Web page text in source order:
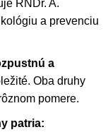
RNDr. A.
a prevenciu
a
Oba druhy
pomere.
patria: